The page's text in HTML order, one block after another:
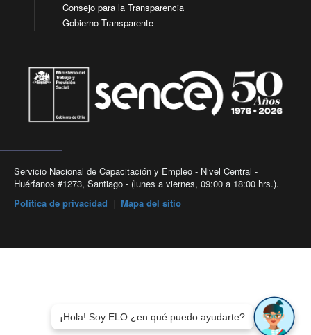
Consejo para la Transparencia
Gobierno Transparente
Servicio Nacional de Capacitación y Empleo - Nivel Central -
Huérfanos #1273, Santiago - (lunes a viernes, 09:00 a 18:00 hrs.).
Política de privacidad
Mapa del sitio
¡Hola! Soy ELO ¿en qué puedo ayudarte?